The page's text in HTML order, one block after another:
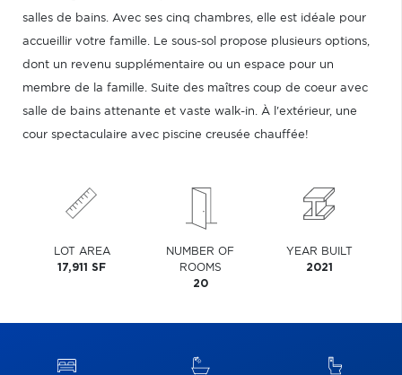
salles de bains. Avec ses cinq chambres, elle est idéale pour
accueillir votre famille. Le sous-sol propose plusieurs options,
dont un revenu supplémentaire ou un espace pour un
membre de la famille. Suite des maîtres coup de coeur avec
salle de bains attenante et vaste walk-in. À l'extérieur, une
cour spectaculaire avec piscine creusée chauffée!
LOT AREA
17,911 SF
NUMBER OF
ROOMS
20
YEAR BUILT
2021